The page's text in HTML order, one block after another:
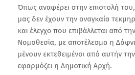
Όπως αναφέρει στην επιστολή
μας δεν έχουν την αναγκαία
και έλεγχο που επιβάλλεται από
Νομοθεσία, με αποτέλεσμα η
μένουν εκτεθειμένοι από αυτήν
εφαρμόζει η Δημοτική Αρχή.